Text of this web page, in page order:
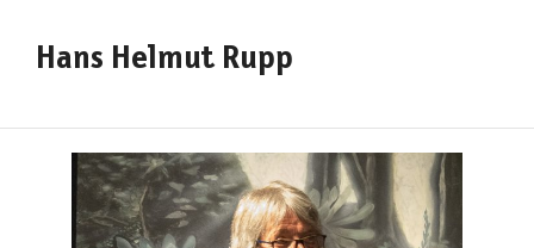
Hans Helmut Rupp